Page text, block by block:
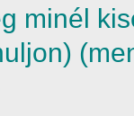
minél